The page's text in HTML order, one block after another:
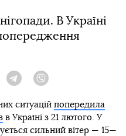
В Україні
TelegramViber
ситуацій попередила
в Україні з 21 лютого. У
сильний вітер — 15—